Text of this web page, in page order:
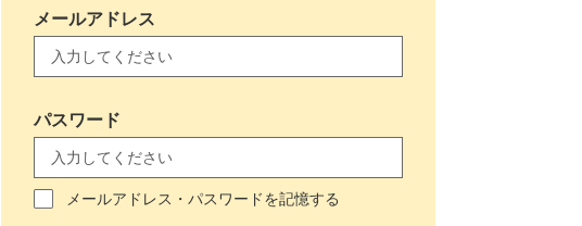
メールアドレス
パスワード
メールアドレス・パスワードを記憶する